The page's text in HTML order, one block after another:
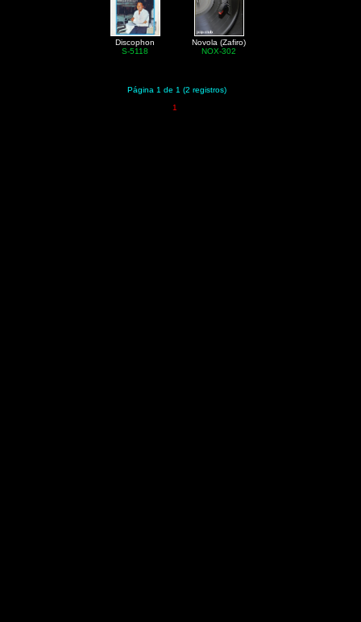
Discophon
S-5118
Novola (Zafiro)
NOX-302
Página 1 de 1 (2 registros)
1